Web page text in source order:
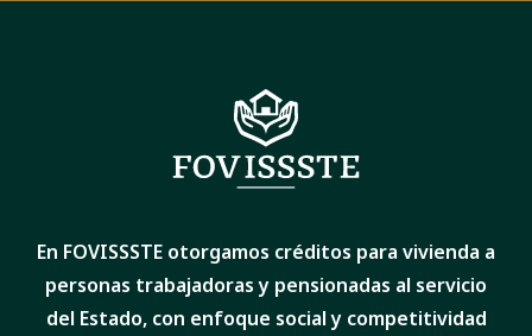
En FOVISSSTE otorgamos créditos para vivienda a
personas trabajadoras y pensionadas al servicio
del Estado, con enfoque social y competitividad